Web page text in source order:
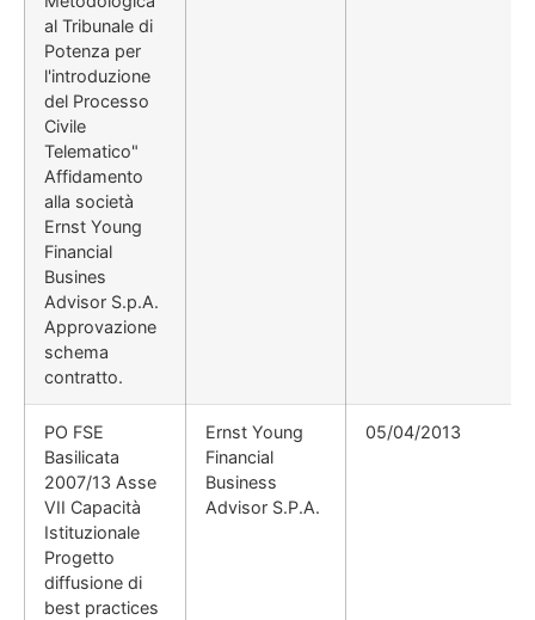
al Tribunale di
Potenza per
l'introduzione
del Processo
Civile
Telematico"
Affidamento
alla società
Ernst Young
Financial
Busines
Advisor S.p.A.
Approvazione
schema
contratto.
PO FSE
Basilicata
2007/13 Asse
VII Capacità
Istituzionale
Progetto
diffusione di
best practices
Ernst Young
Financial
Business
Advisor S.P.A.
05/04/2013